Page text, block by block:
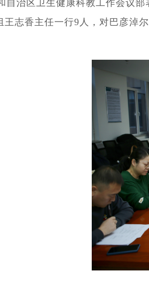
自治区卫生健康科教工作会议
王志香主任一行9人，对巴彦淖